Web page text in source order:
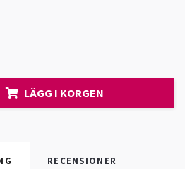
LÄGG I KORGEN
RECENSIONER